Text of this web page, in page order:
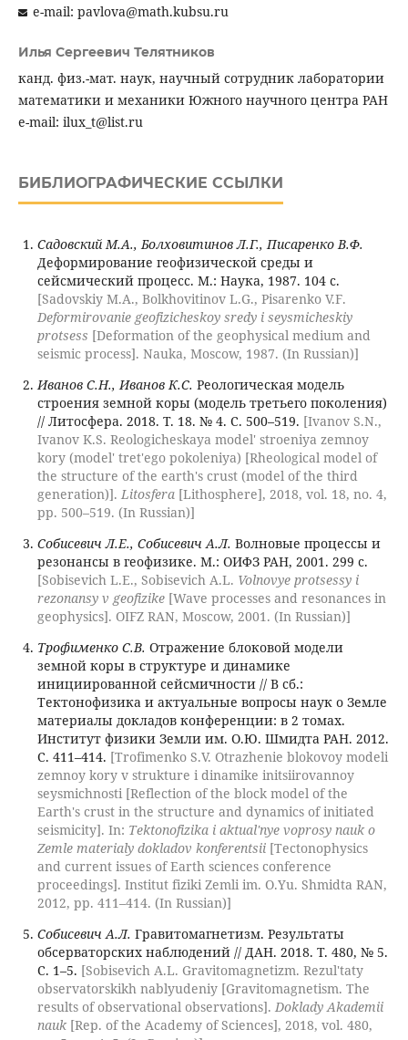
e-mail: pavlova@math.kubsu.ru
Илья Сергеевич Телятников
канд. физ.-мат. наук, научный сотрудник лаборатории
математики и механики Южного научного центра РАН
e-mail: ilux_t@list.ru
БИБЛИОГРАФИЧЕСКИЕ ССЫЛКИ
Садовский М.А., Болховитинов Л.Г., Писаренко В.Ф.
Деформирование геофизической среды и
сейсмический процесс. М.: Наука, 1987. 104 с.
[Sadovskiy M.A., Bolkhovitinov L.G., Pisarenko V.F.
Deformirovanie geofizicheskoy sredy i seysmicheskiy
protsess [Deformation of the geophysical medium and
seismic process]. Nauka, Moscow, 1987. (In Russian)]
Иванов С.Н., Иванов К.С. Реологическая модель
строения земной коры (модель третьего поколения)
// Литосфера. 2018. Т. 18. № 4. С. 500–519. [Ivanov S.N.,
Ivanov K.S. Reologicheskaya model' stroeniya zemnoy
kory (model' tret'ego pokoleniya) [Rheological model of
the structure of the earth's crust (model of the third
generation)]. Litosfera[Lithosphere], 2018, vol. 18, no. 4,
pp. 500–519. (In Russian)]
Собисевич Л.Е., Собисевич А.Л. Волновые процессы и
резонансы в геофизике. М.: ОИФЗ РАН, 2001. 299 c.
[Sobisevich L.E., Sobisevich A.L. Volnovye protsessy i
rezonansy v geofizike[Wave processes and resonances in
geophysics]. OIFZ RAN, Moscow, 2001. (In Russian)]
Трофименко С.В. Отражение блоковой модели
земной коры в структуре и динамике
инициированной сейсмичности // В сб.:
Тектонофизика и актуальные вопросы наук о Земле
материалы докладов конференции: в 2 томах.
Институт физики Земли им. О.Ю. Шмидта РАН. 2012.
С. 411–414. [Trofimenko S.V. Otrazhenie blokovoy modeli
zemnoy kory v strukture i dinamike initsiirovannoy
seysmichnosti [Reflection of the block model of the
Earth's crust in the structure and dynamics of initiated
seismicity]. In: Tektonofizika i aktual'nye voprosy nauk o
Zemle materialy dokladov konferentsii[Tectonophysics
and current issues of Earth sciences conference
proceedings]. Institut fiziki Zemli im. O.Yu. Shmidta RAN,
2012, pp. 411–414. (In Russian)]
Собисевич А.Л. Гравитомагнетизм. Результаты
обсерваторских наблюдений // ДАН. 2018. Т. 480, № 5.
С. 1–5. [Sobisevich A.L. Gravitomagnetizm. Rezul'taty
observatorskikh nablyudeniy [Gravitomagnetism. The
results of observational observations]. Doklady Akademii
nauk[Rep. of the Academy of Sciences], 2018, vol. 480,